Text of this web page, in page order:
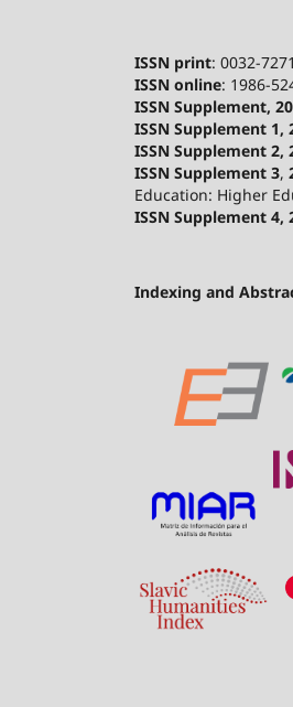
ISSN print: 0032-7271
ISSN online: 1986-
ISSN Supplement,
ISSN Supplement 1,
ISSN Supplement 2,
ISSN Supplement 3,
Education: Higher
ISSN Supplement 4,
Indexing and